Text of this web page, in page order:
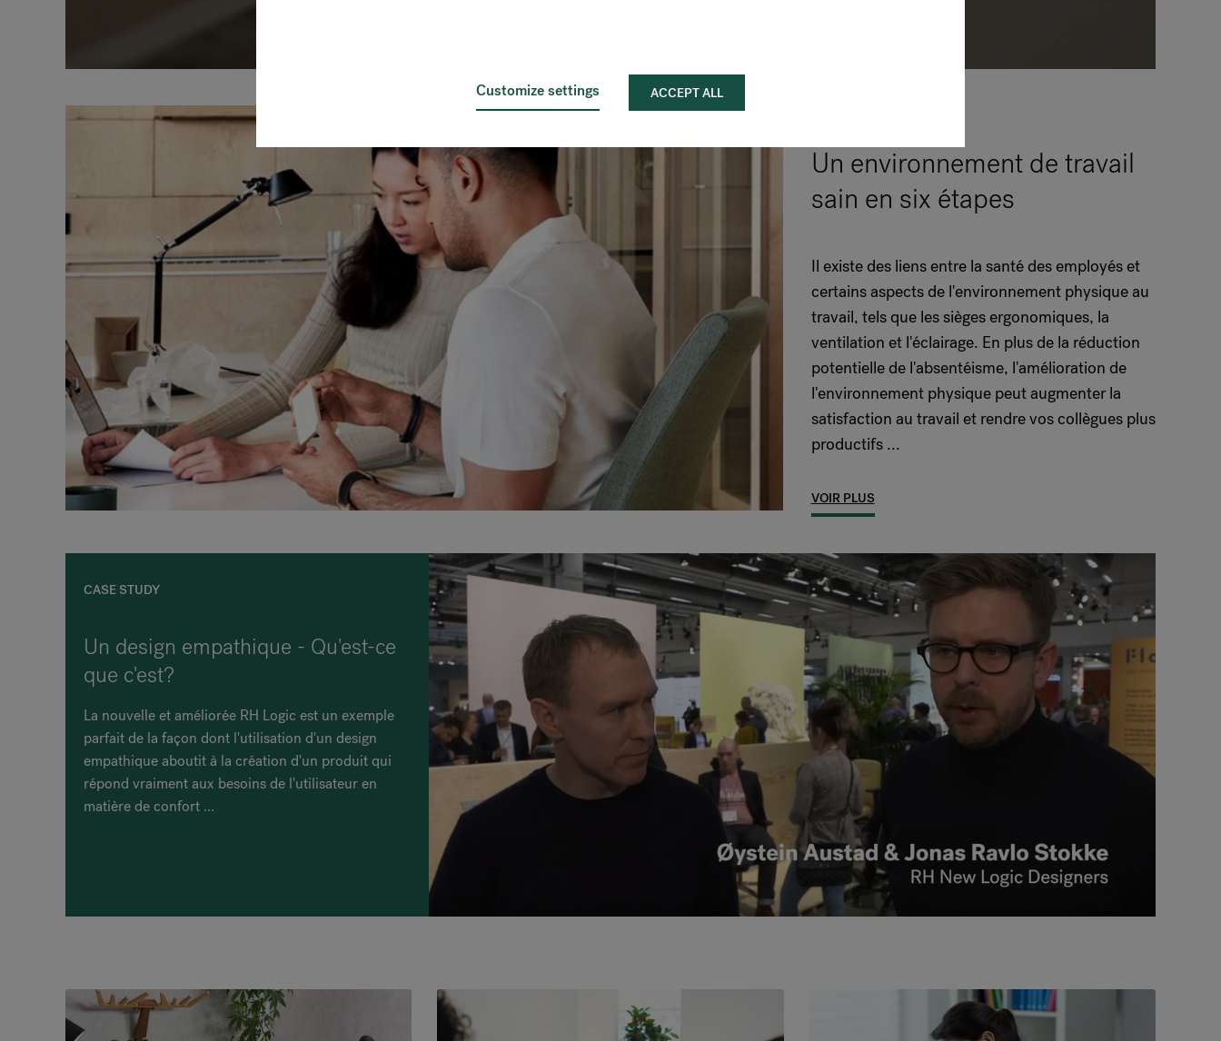
Customize settings ACCEPT ALL
Un environnement de travail
sain en six étapes
Il existe des liens entre la santé des employés et
certains aspects de l'environnement physique au
travail, tels que les sièges ergonomiques, la
ventilation et l'éclairage. En plus de la réduction
potentielle de l'absentéisme, l'amélioration de
l'environnement physique peut augmenter la
satisfaction au travail et rendre vos collègues plus
productifs ...
VOIR PLUS
CASE STUDY
Un design empathique - Qu'est-ce
que c'est?
La nouvelle et améliorée RH Logic est un exemple
parfait de la façon dont l'utilisation d'un design
empathique aboutit à la création d'un produit qui
répond vraiment aux besoins de l'utilisateur en
matière de confort ...